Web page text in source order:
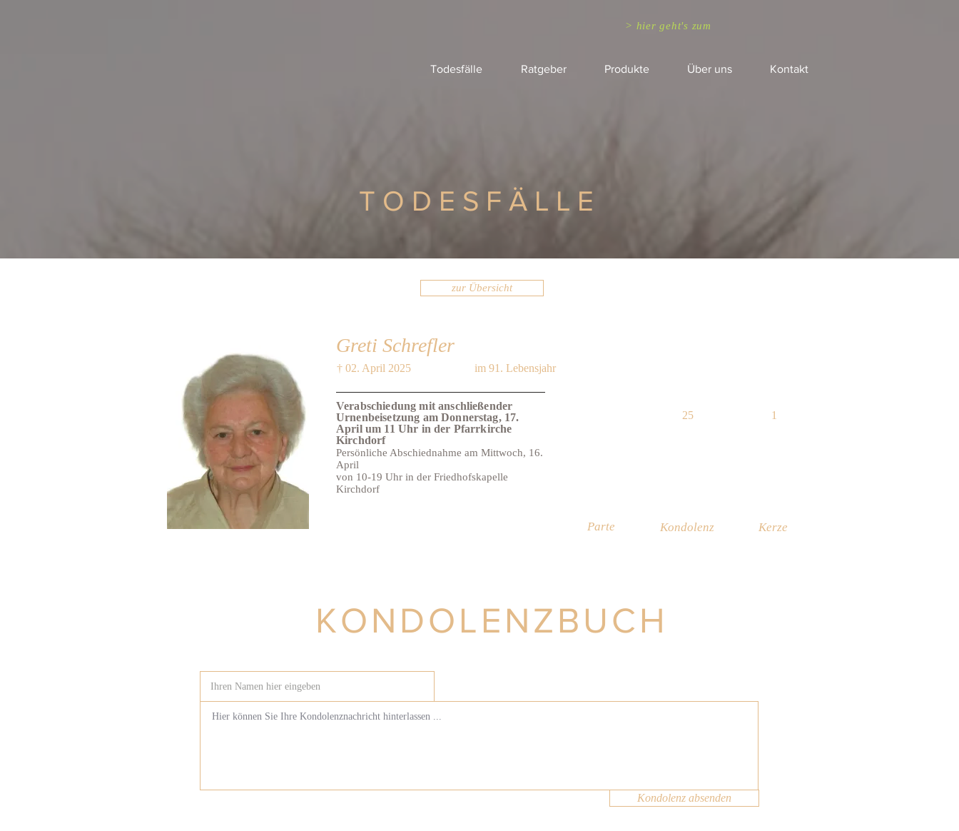
> hier geht's zum
Todesfälle Ratgeber Produkte Über uns Kontakt
TODESFÄLLE
zur Übersicht
KONDOLENZBUCH
Kondolenz absenden
im 91. Lebensjahr
† 02. April 2025
Greti Schrefler
Verabschiedung mit anschließender
Urnenbeisetzung am Donnerstag, 17.
April um 11 Uhr in der Pfarrkirche
Kirchdorf
Persönliche Abschiednahme am Mittwoch, 16.
April
von 10-19 Uhr in der Friedhofskapelle
Kirchdorf
Parte Kondolenz Kerze
1
25